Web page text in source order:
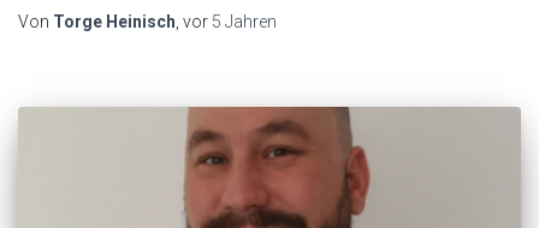
Von Torge Heinisch , vor 5 Jahren